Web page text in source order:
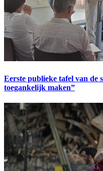
Eerste publieke tafel van de
toegankelijk maken”